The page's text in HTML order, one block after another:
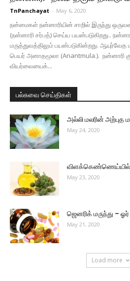
TnPanchayat - May 6, 2020
நன்மைகள் நன்னாரியின் சாறில் இருந்து
(நன்னாரி சர்பத்) செய்ய பயன்படுகிறது..
மருத்துவத்திலும் பயன்படுகின்றது.
பெயர் அனாதமூலா (Anantmula.). நன்னாரி
வியர்வையைக்...
பல்சுவை செய்திகள்
அல்லி மலரின் அற்புத
May 24, 2020
விளக்கெண்ணெய்யில்
May 23, 2020
ஜெனரிக் மருந்து –
May 21, 2020
Load more